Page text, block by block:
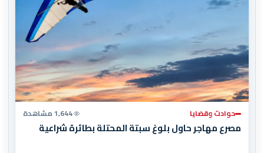
حوادث وقضايا 1,644 مشاهدة
مصرع مهاجر حاول بلوغ سبتة المحتلة بطائرة شراعية